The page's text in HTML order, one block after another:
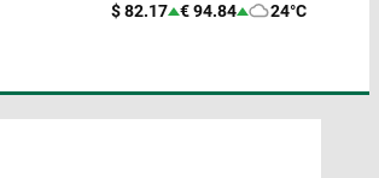
$ 82.17 € 94.84 24°C